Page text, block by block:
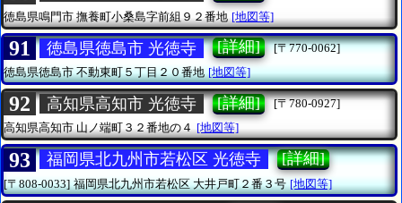
徳島県鳴門市 撫養町小桑島字前組９２番地 [地図等]
91 徳島県徳島市 光徳寺 [詳細]
[〒770-0062]
徳島県徳島市不動東町５丁目２０番地 [地図等]
92 高知県高知市 光徳寺 [詳細]
[〒780-0927]
高知県高知市山ノ端町３２番地の４ [地図等]
93 福岡県北九州市若松区 光徳寺 [詳細]
[〒808-0033] 福岡県北九州市若松区大井戸町２番３号 [地図等]